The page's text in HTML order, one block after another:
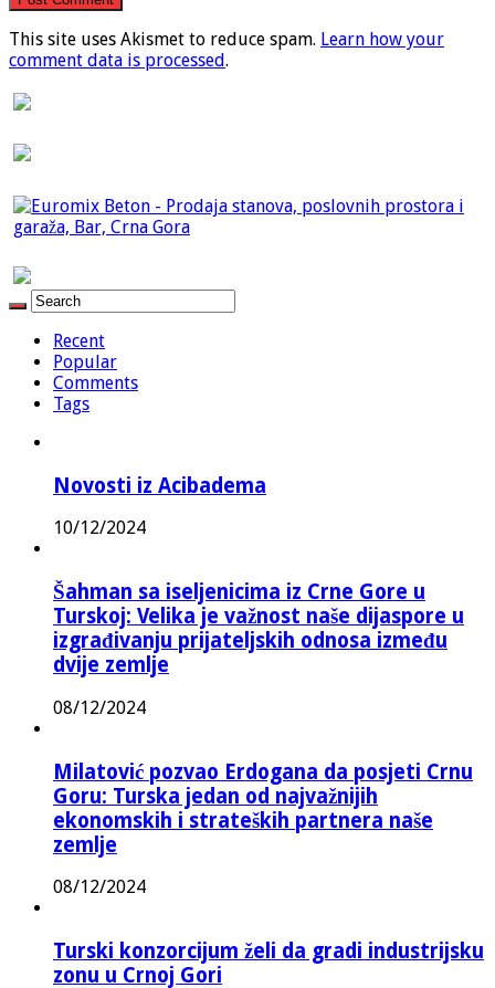
This site uses Akismet to reduce spam. Learn how your
comment data is processed.
Recent
Popular
Comments
Tags
Novosti iz Acibadema
10/12/2024
Šahman sa iseljenicima iz Crne Gore u
Turskoj: Velika je važnost naše dijaspore u
izgrađivanju prijateljskih odnosa između
dvije zemlje
08/12/2024
Milatović pozvao Erdogana da posjeti Crnu
Goru: Turska jedan od najvažnijih
ekonomskih i strateških partnera naše
zemlje
08/12/2024
Turski konzorcijum želi da gradi industrijsku
zonu u Crnoj Gori